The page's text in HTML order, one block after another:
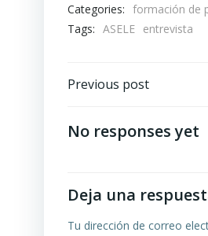
Categories: formación de
Tags: ASELE entrevista
por
entradas
Previous post
No responses yet
Deja una
Tu dirección de correo